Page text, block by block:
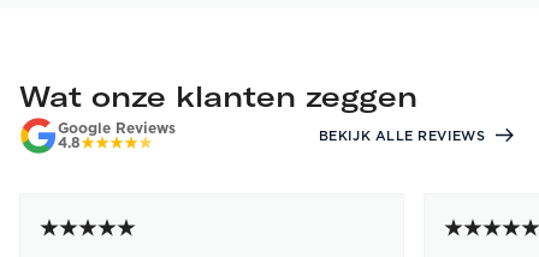
Wat onze klanten zeggen
Google Reviews
4.8
BEKIJK ALLE REVIEWS